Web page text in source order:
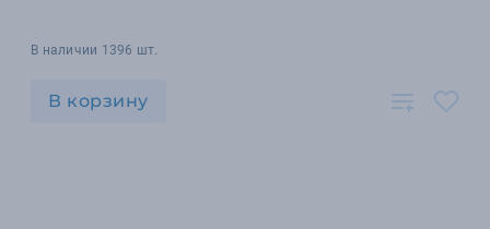
В наличии 1396 шт.
В корзину